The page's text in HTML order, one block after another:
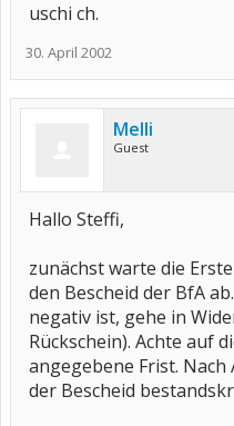
uschi ch.
30. April 2002
Melli
Guest
Hallo Steffi,
zunächst warte die
den Bescheid der BfA
negativ ist, gehe in
Rückschein). Achte auf
angegebene Frist.
der Bescheid